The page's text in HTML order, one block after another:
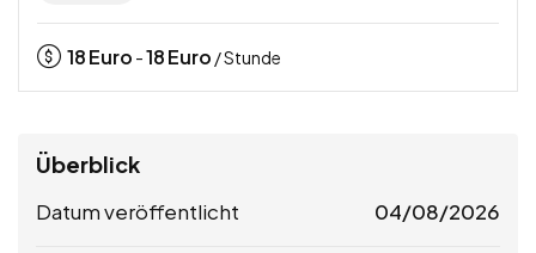
18Euro -18Euro / Stunde
Überblick
Datum veröffentlicht 04/08/2026